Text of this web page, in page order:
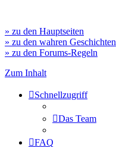
» zu den Hauptseiten
» zu den wahren Geschichten
» zu den Forums-Regeln
Zum Inhalt
Schnellzugriff
Das Team
FAQ